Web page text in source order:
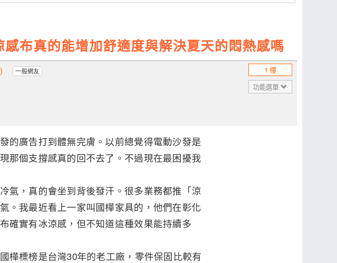
布真的能增加舒適度與解決夏天的悶熱感嗎
一般網友
1 樓
功能選單
的廣告打到體無完膚。以前總覺得電動沙發是
那個支撐感真的回不去了。不過現在最困擾我
氣，真的會坐到背後發汗。很多業務都推「涼
。我最近看上一家叫國樺家具的，他們在彰化
確實有冰涼感，但不知道這種效果能持續多
樺標榜是台灣30年的老工廠，零件保固比較有